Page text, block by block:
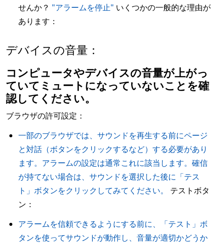
せんか？ "アラームを停止" いくつかの一般的な理由が
あります：
デバイスの音量：
コンピュータやデバイスの音量が上がっ
ていてミュートになっていないことを確
認してください。
ブラウザの許可設定：
一部のブラウザでは、サウンドを再生する前にページ
と対話（ボタンをクリックするなど）する必要があり
ます。アラームの設定は通常これに該当します。確信
が持てない場合は、サウンドを選択した後に「テス
ト」ボタンをクリックしてみてください。
テストボタ
ン：
アラームを信頼できるようにする前に、「テスト」ボ
タンを使ってサウンドが動作し、音量が適切かどうか